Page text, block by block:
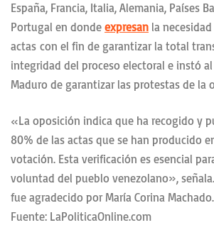
España, Francia, Italia, Alemania, Países
Portugal en donde expresan la
actas con el fin de garantizar la total
integridad del proceso electoral e instó
Maduro de garantizar las protestas de la
«La oposición indica que ha recogido y
80% de las actas que se han producido
votación. Esta verificación es esencial
voluntad del pueblo venezolano»,
fue agradecido por María Corina Machado.
Fuente: LaPoliticaOnline.com